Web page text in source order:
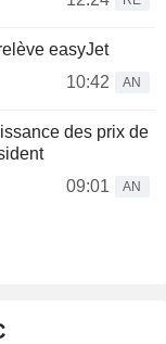
easyJet
10:42
AN
des prix de
09:01
AN